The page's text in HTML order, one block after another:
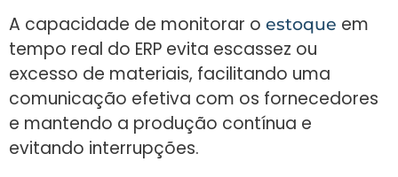
A capacidade de monitorar o estoque em
tempo real do ERP evita escassez ou
excesso de materiais, facilitando uma
comunicação efetiva com os fornecedores
e mantendo a produção contínua e
evitando interrupções.